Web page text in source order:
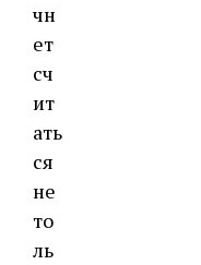
чн
ет
сч
ит
ать
ся
не
то
ль